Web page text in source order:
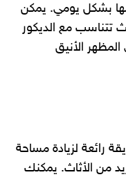
بشكل يومي. يمكن
تتناسب مع الديكور
الأنيق
رائعة لزيادة مساحة
من الأثاث. يمكنك